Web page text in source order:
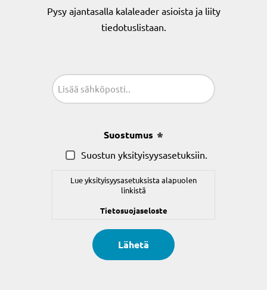
Pysy ajantasalla kalaleader asioista ja liity
tiedotuslistaan.
Sähköposti
Suostumus
Suostun yksityisyysasetuksiin.
Lue yksityisyysasetuksista alapuolen
linkistä
Tietosuojaseloste